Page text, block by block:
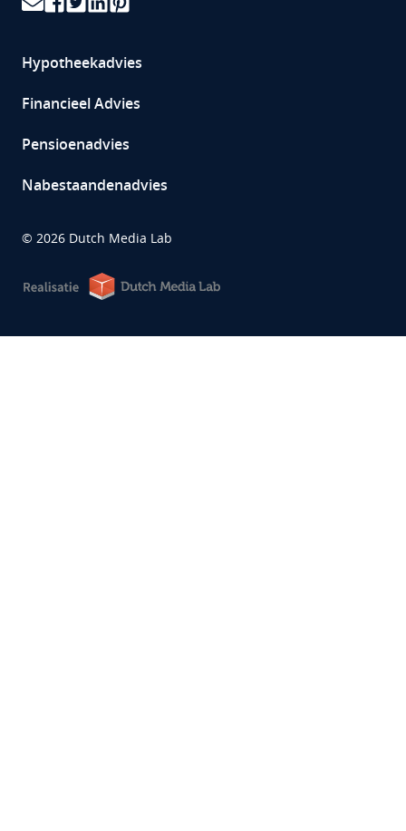
Hypotheekadvies
Financieel Advies
Pensioenadvies
Nabestaandenadvies
© 2026 Dutch Media Lab